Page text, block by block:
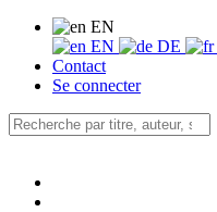
EN
EN
DE
Contact
Se connecter